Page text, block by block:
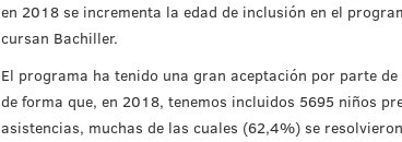
en 2018 se incrementa la edad de inclusión en el
cursan Bachiller.
El programa ha tenido una gran aceptación por parte
de forma que, en 2018, tenemos incluidos 5695 niños
asistencias, muchas de las cuales (62,4%) se